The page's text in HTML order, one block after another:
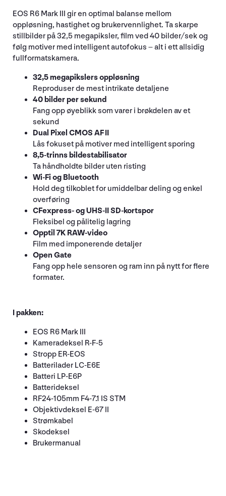
EOS R6 Mark III gir en optimal balanse mellom
oppløsning, hastighet og brukervennlighet. Ta skarpe
stillbilder på 32,5 megapiksler, film ved 40 bilder/sek og
følg motiver med intelligent autofokus – alt i ett allsidig
fullformatskamera.
32,5 megapikslers oppløsning
Reproduser de mest intrikate detaljene
40 bilder per sekund
Fang opp øyeblikk som varer i brøkdelen av et
sekund
Dual Pixel CMOS AF II
Lås fokuset på motiver med intelligent sporing
8,5-trinns bildestabilisator
Ta håndholdte bilder uten risting
Wi-Fi og Bluetooth
Hold deg tilkoblet for umiddelbar deling og enkel
overføring
CFexpress- og UHS-II SD-kortspor
Fleksibel og pålitelig lagring
Opptil 7K RAW-video
Film med imponerende detaljer
Open Gate
Fang opp hele sensoren og ram inn på nytt for flere
formater.
I pakken:
EOS R6 Mark III
Kameradeksel R-F-5
Stropp ER-EOS
Batterilader LC-E6E
Batteri LP-E6P
Batterideksel
RF24-105mm F4-7.1 IS STM
Objektivdeksel E-67 II
Strømkabel
Skodeksel
Brukermanual